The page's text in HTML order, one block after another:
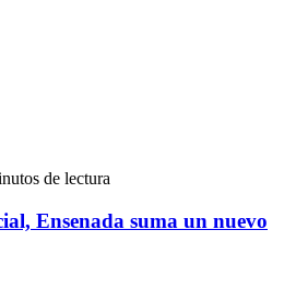
de lectura
Ensenada suma un nuevo